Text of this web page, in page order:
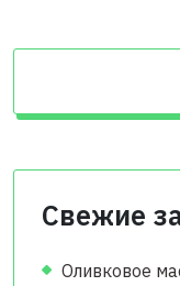
Свежие
Оливковое